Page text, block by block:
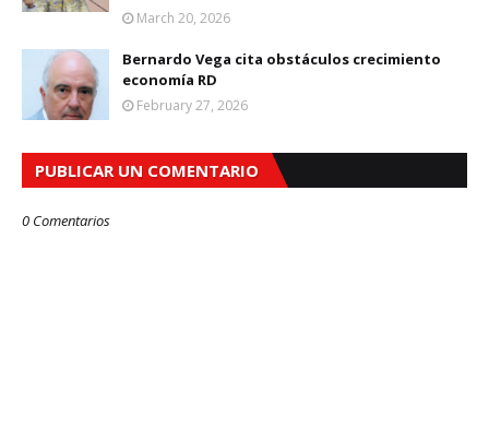
March 20, 2026
Bernardo Vega cita obstáculos crecimiento
economía RD
February 27, 2026
PUBLICAR UN COMENTARIO
0 Comentarios